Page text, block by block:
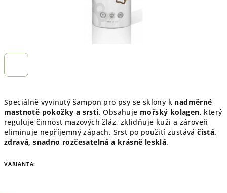
Speciálně vyvinutý šampon pro psy se sklony k nadměrné
mastnotě pokožky a srsti. Obsahuje mořský kolagen, který
reguluje činnost mazových žláz, zklidňuje kůži a zároveň
eliminuje nepříjemný zápach. Srst po použití zůstáváčistá,
zdravá, snadno rozčesatelná a krásně lesklá.
VARIANTA: